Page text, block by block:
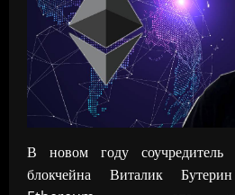
В новом году соучредитель
блокчейна Виталик